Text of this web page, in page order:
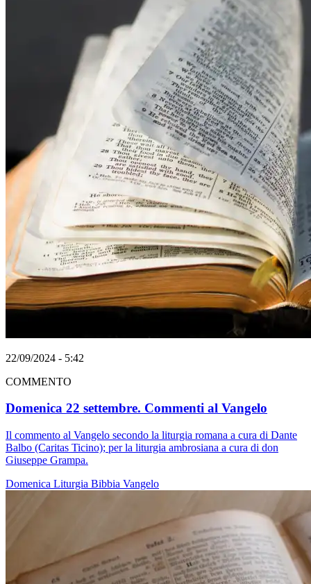
22/09/2024 - 5:42
COMMENTO
Domenica 22 settembre. Commenti al Vangelo
Il commento al Vangelo secondo la liturgia romana a cura di Dante
Balbo (Caritas Ticino); per la liturgia ambrosiana a cura di don
Giuseppe Grampa.
Domenica Liturgia Bibbia Vangelo